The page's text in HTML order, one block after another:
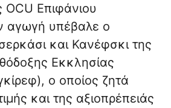
OCU Επιφάνιου
αγωγή υπέβαλε ο
και Κανέφσκι της
Εκκλησίας
ο οποίος ζητά
και της αξιοπρέπειάς